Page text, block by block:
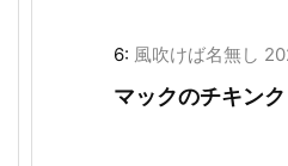
6: 風吹けば名無し
マックのチキン